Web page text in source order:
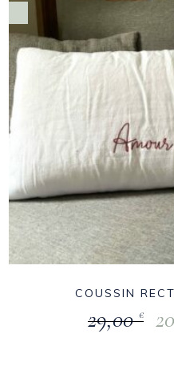
COUSSIN
29,00€